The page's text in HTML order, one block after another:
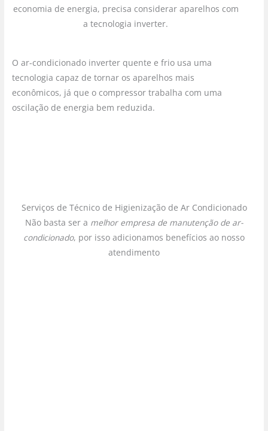
economia de energia, precisa considerar aparelhos com
a tecnologia inverter.
O ar-condicionado inverter quente e frio usa uma
tecnologia capaz de tornar os aparelhos mais
econômicos, já que o compressor trabalha com uma
oscilação de energia bem reduzida.
Serviços de Técnico de Higienização de Ar Condicionado
Não basta ser a melhor empresa de manutenção de ar-
condicionado, por isso adicionamos benefícios ao nosso
atendimento